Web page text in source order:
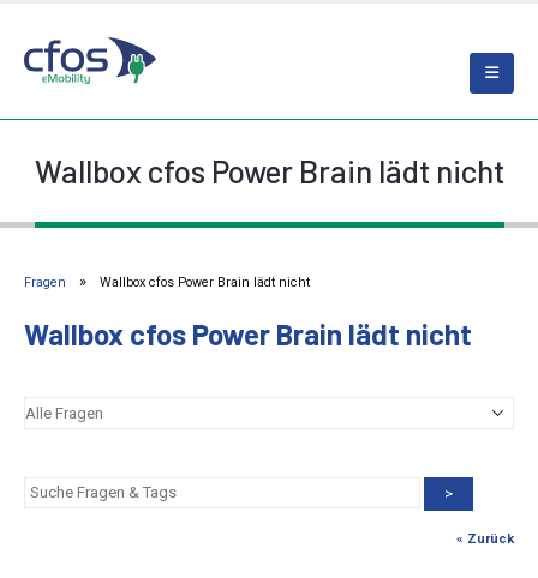
Wallbox cfos Power Brain lädt nicht
Fragen Wallbox cfos Power Brain lädt nicht
Wallbox cfos Power Brain lädt nicht
>
« Zurück